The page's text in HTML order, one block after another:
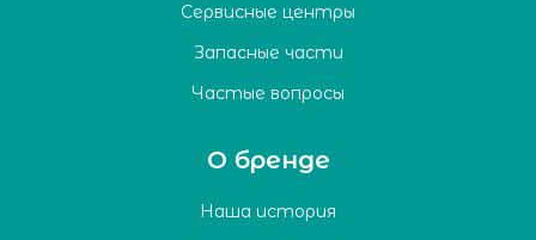
Сервисные центры
Запасные части
Частые вопросы
О бренде
Наша история